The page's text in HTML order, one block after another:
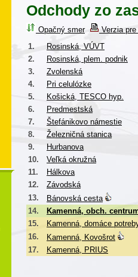
Odchody zo
Opačný smer
Verzia
1.
Rosinská, VÚVT
2.
Rosinská, plem. podnik
3.
Zvolenská
4.
Pri celulózke
5.
Košická, TESCO hyp.
6.
Predmestská
7.
Štefánikovo námestie
8.
Železničná stanica
9.
Hurbanova
10.
Veľká okružná
11.
Hálkova
12.
Závodská
13.
Bánovská cesta
14.
Kamenná, obch.
15.
Kamenná, domáce
16.
Kamenná, Kovošrot
17.
Kamenná, PRIUS